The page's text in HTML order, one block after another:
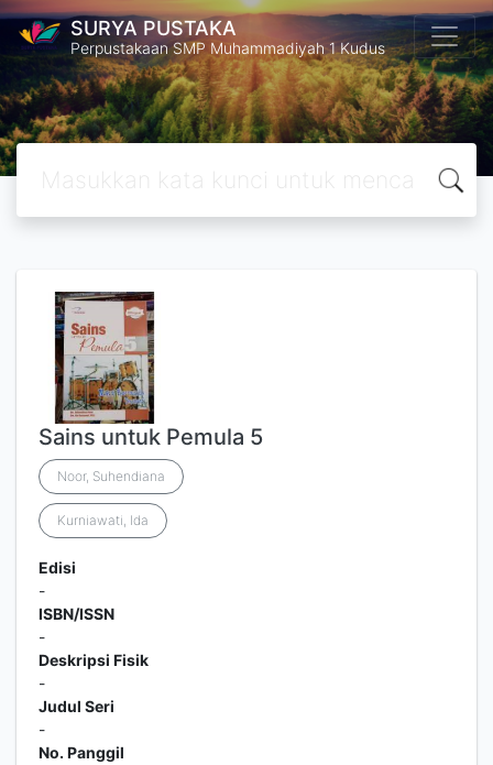
SURYA PUSTAKA
Perpustakaan SMP Muhammadiyah 1 Kudus
Sains untuk Pemula 5
Noor, Suhendiana
Kurniawati, Ida
Edisi
-
ISBN/ISSN
-
Deskripsi Fisik
-
Judul Seri
-
No. Panggil